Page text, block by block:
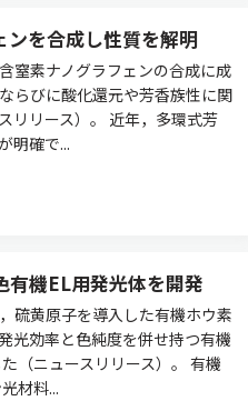
ンを合成し性質を解明
窒素ナノグラフェンの合成に成
らびに酸化還元や芳香族性に関
リリース）。 近年，多環式芳
明確で...
有機EL用発光体を開発
硫黄原子を導入した有機ホウ素
光効率と色純度を併せ持つ有機
（ニュースリリース）。 有機
材料...